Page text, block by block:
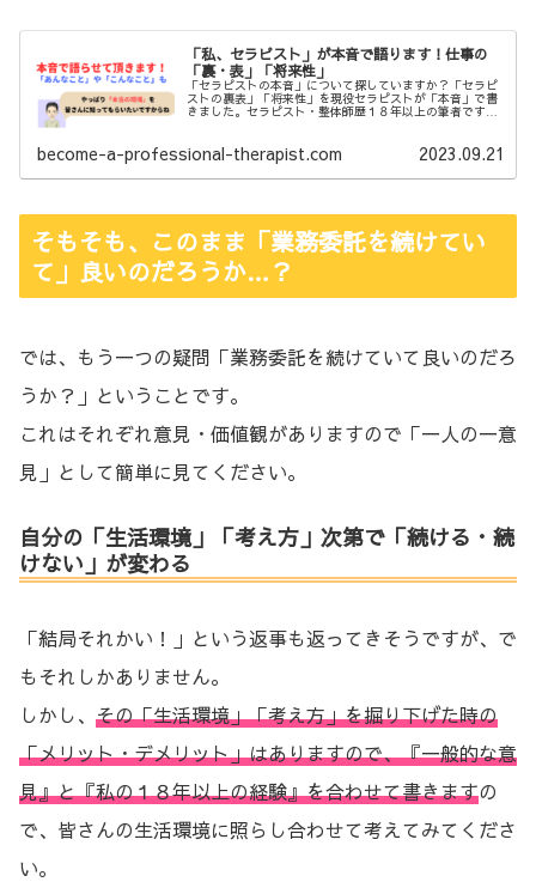
「私、セラピスト」が本音で語ります！仕事の
「裏・表」「将来性」
「セラピストの本音」について探していますか？「セラピ
ストの裏表」「将来性」を現役セラピストが「本音」で書
きました。セラピスト・整体師歴１８年以上の筆者ですの
become-a-professional-therapist.com 2023.09.21
そもそも、このまま「業務委託を続けてい
て」良いのだろうか…？
では、もう一つの疑問「業務委託を続けていて良いのだろ
うか？」ということです。
これはそれぞれ意見・価値観がありますので「一人の一意
見」として簡単に見てください。
自分の「生活環境」「考え方」次第で「続ける・続
けない」が変わる
「結局それかい！」という返事も返ってきそうですが、で
もそれしかありません。
しかし、 その「生活環境」「考え方」を掘り下げた時の
「メリット・デメリット」はありますので、『一般的な意
見』と『私の１８年以上の経験』を合わせて書きますの
で、皆さんの生活環境に照らし合わせて考えてみてくださ
い。